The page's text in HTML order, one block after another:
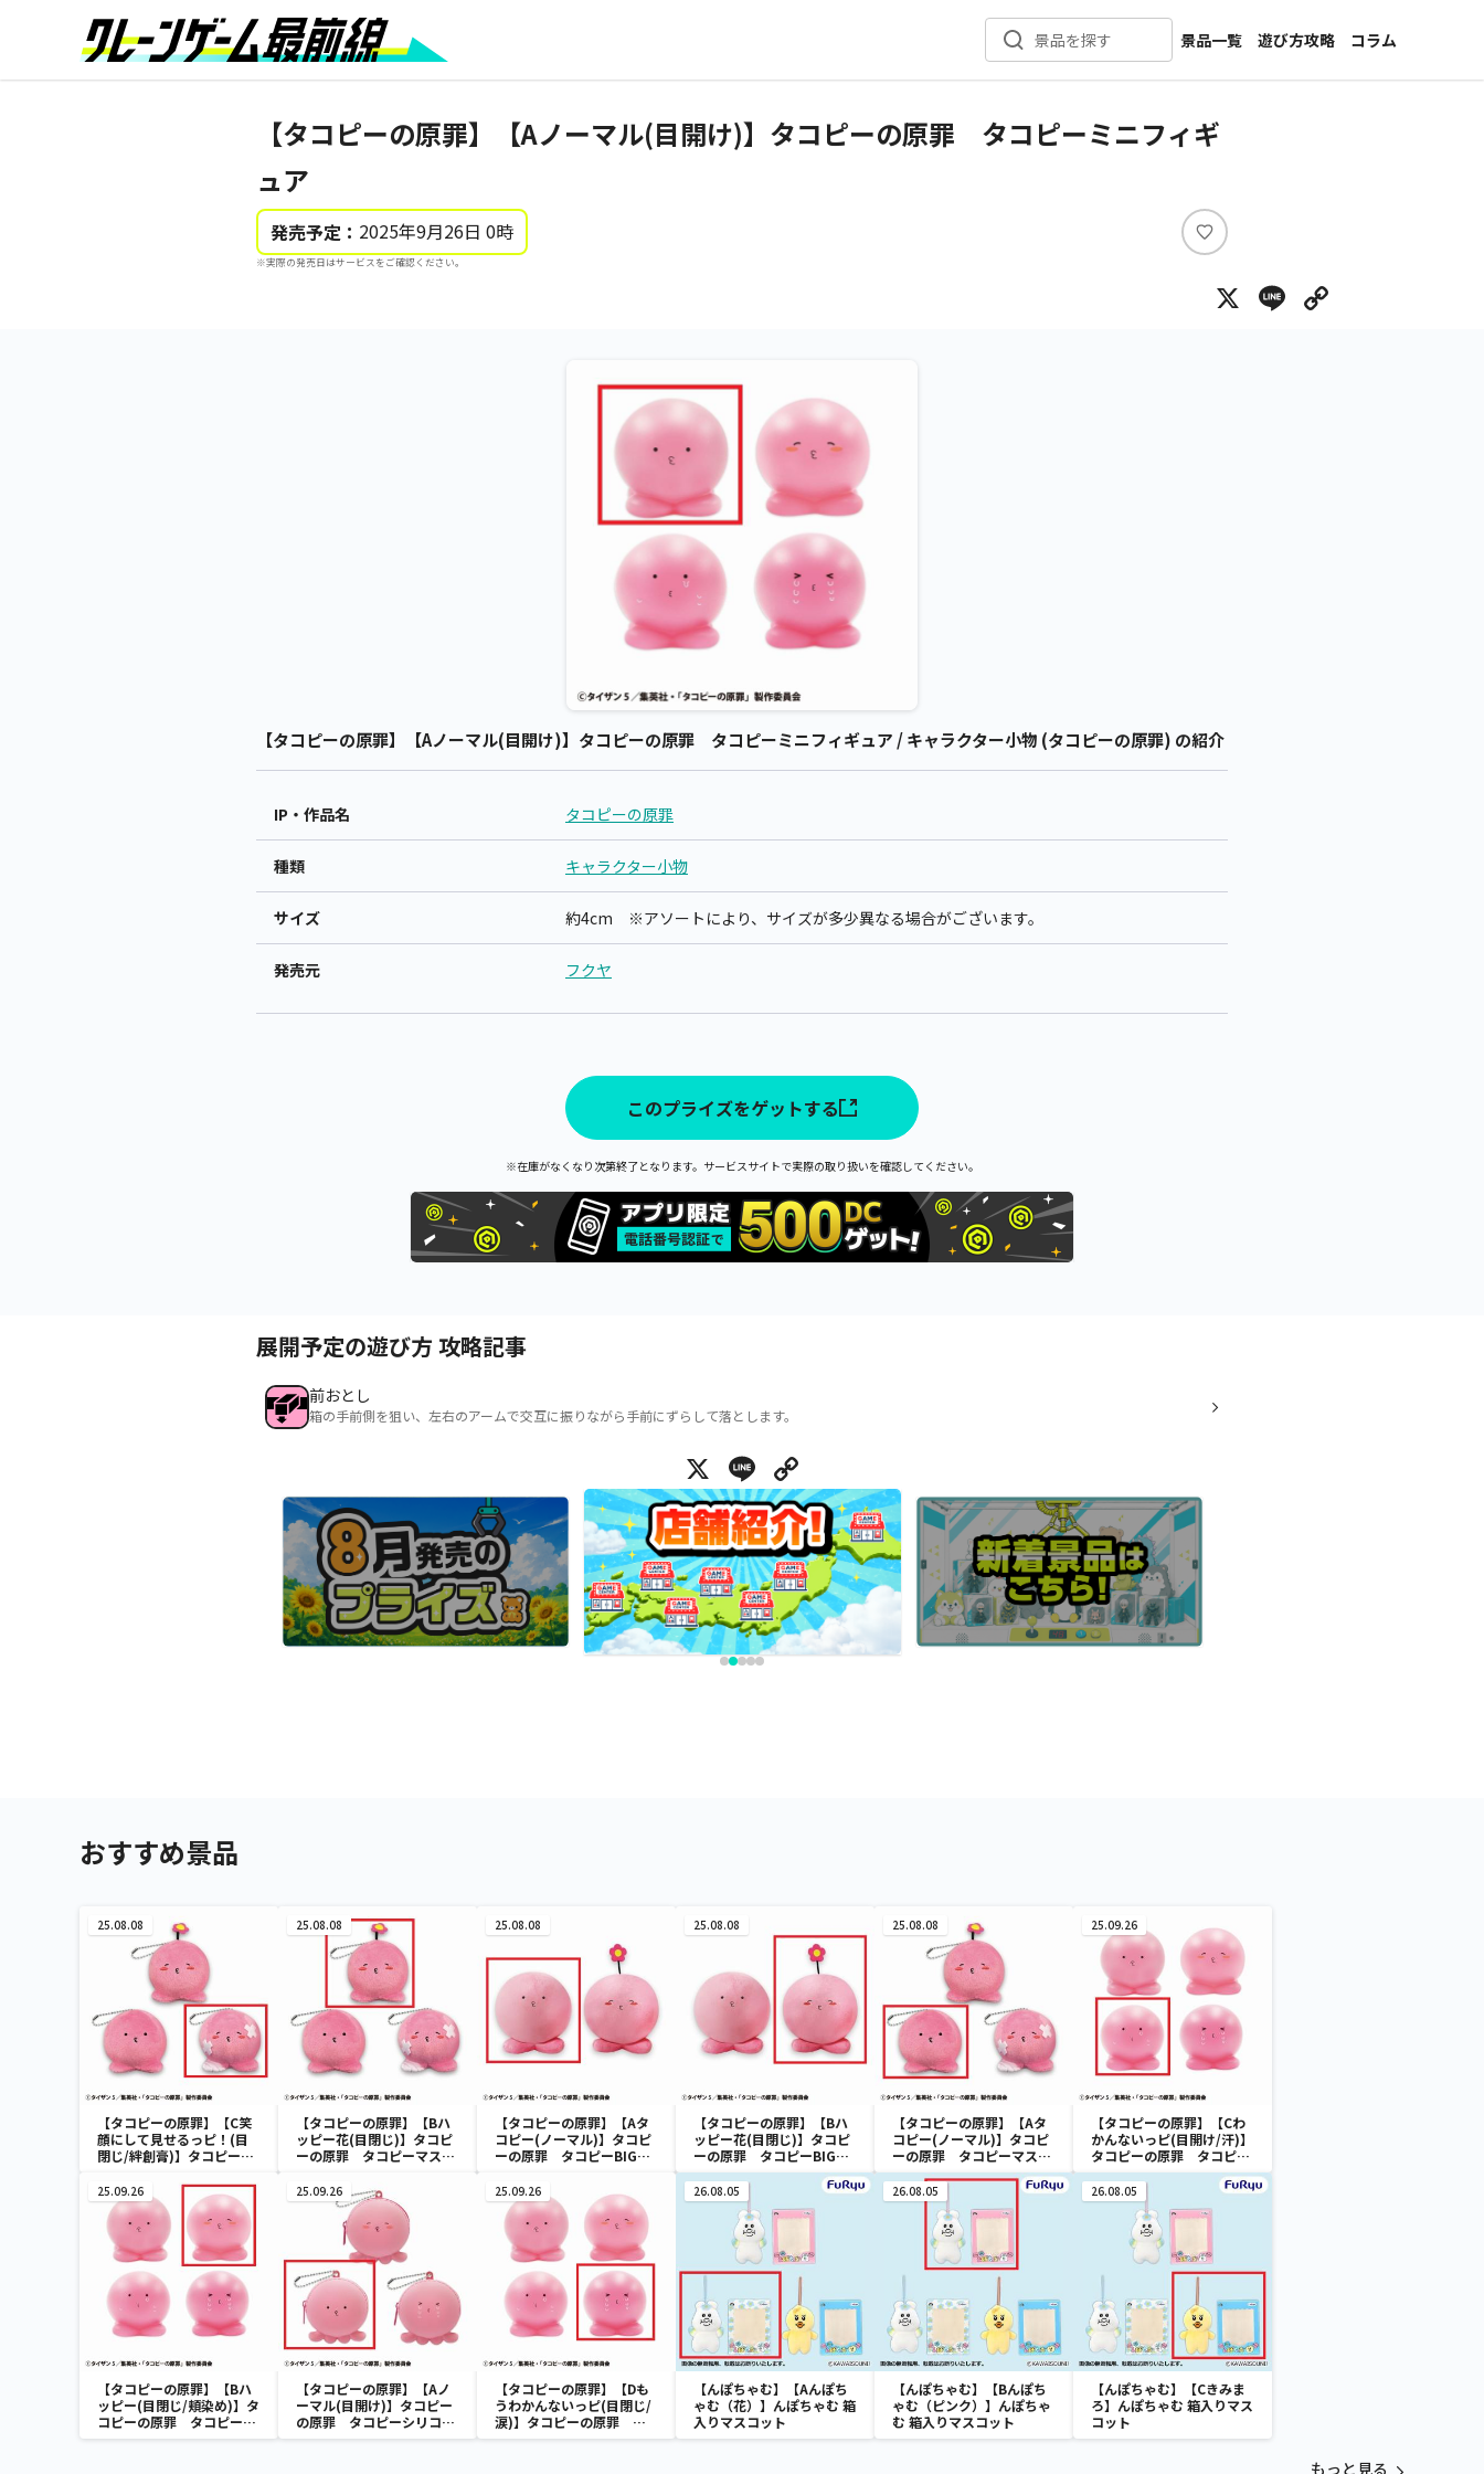
景品を探す
景品一覧
新着景品
カテゴリ一覧
作品名一覧
遊び方攻略
コラム
インタビュー
【タコピーの原罪】【Aノーマル(目開け)】タコピーの原罪 タコピーミニフィギ
ュア
発売予定： 2025年9月26日 0時
※実際の発売日はサービスをご確認ください。
い
ね
X Line
【タコピーの原罪】【Aノーマル(目開け)】タコピーの原罪 タコピーミニフィギュア / キャラクター小物 (タコピーの原罪) の紹介
IP・作品名 タコピーの原罪
種類 キャラクター小物
サイズ 約4cm ※アソートにより、サイズが多少異なる場合がございます。
発売元 フクヤ
このプライズをゲットする
※在庫がなくなり次第終了となります。サービスサイトで実際の取り扱いを確認してください。
展開予定の遊び方 攻略記事
前おとし
箱の手前側を狙い、左右のアームで交互に振りながら手前にずらして落とします。
X Line
おすすめ景品
25.08.08
【タコピーの原罪】【C笑
顔にして見せるっピ！(目
閉じ/絆創膏)】タコピーの
ぬいぐるみ
25.08.08
【タコピーの原罪】【Bハ
ッピー花(目閉じ)】タコピ
ーの原罪 タコピーマスコ
25.08.08
【タコピーの原罪】【Aタ
コピー(ノーマル)】タコピ
ーの原罪 タコピーBIGぬ
25.08.08
【タコピーの原罪】【Bハ
ッピー花(目閉じ)】タコピ
ーの原罪 タコピーBIGぬ
いぐるみ
25.08.08
【タコピーの原罪】【Aタ
コピー(ノーマル)】タコピ
ーの原罪 タコピーマスコ
ットぬいぐるみ
25.09.26
【タコピーの原罪】【Cわ
かんないっピ(目開け/汗)】
タコピーの原罪 タコピー
ミニフィギュア
25.09.26
【タコピーの原罪】【Bハ
ッピー(目閉じ/頬染め)】タ
コピーの原罪 タコピーミ
ニフィギュア
25.09.26
【タコピーの原罪】【Aノ
ーマル(目開け)】タコピー
の原罪 タコピーシリコン
ポーチ
25.09.26
【タコピーの原罪】【Dも
うわかんないっピ(目閉じ/
涙)】タコピーの原罪 タ
コピーミニフィギュア
26.08.05
【んぽちゃむ】【Aんぽち
ゃむ（花）】んぽちゃむ 箱
入りマスコット
26.08.05
【んぽちゃむ】【Bんぽち
ゃむ（ピンク）】んぽちゃ
む 箱入りマスコット
26.08.05
【んぽちゃむ】【Cきみま
ろ】んぽちゃむ 箱入りマス
コット
もっと見る